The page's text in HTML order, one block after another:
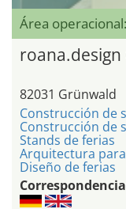
Área
roana.design
82031 Grünwald
Construcción de
Construcción de
Stands de ferias
Arquitectura
Diseño de ferias